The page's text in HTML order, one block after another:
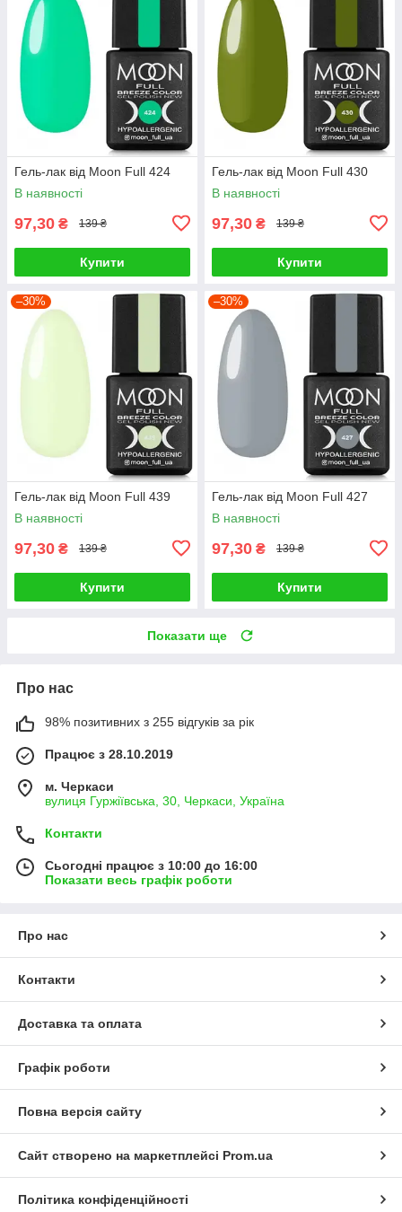
Гель-лак від Moon Full 424
В наявності
97,30 ₴ 139 ₴
Купити
Гель-лак від Moon Full 430
В наявності
97,30 ₴ 139 ₴
Купити
–30%
Гель-лак від Moon Full 439
В наявності
97,30 ₴ 139 ₴
Купити
–30%
Гель-лак від Moon Full 427
В наявності
97,30 ₴ 139 ₴
Купити
Показати ще
Про нас
98% позитивних з 255 відгуків за рік
Працює з 28.10.2019
м. Черкаси
вулиця Гуржіївська, 30, Черкаси, Україна
Контакти
Сьогодні працює з 10:00 до 16:00
Показати весь графік роботи
Про нас
Контакти
Доставка та оплата
Графік роботи
Повна версія сайту
Сайт створено на маркетплейсі Prom.ua
Політика конфіденційності